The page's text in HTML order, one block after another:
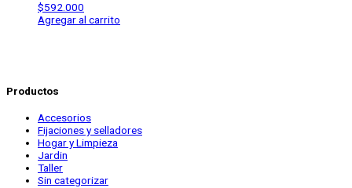
$592.000
Agregar al carrito
Productos
Accesorios
Fijaciones y selladores
Hogar y Limpieza
Jardin
Taller
Sin categorizar